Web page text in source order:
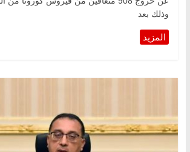
وذلك بعد